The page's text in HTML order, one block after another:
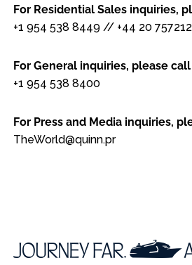
For Residential Sales inquiries,
+1 954 538 8449 // +44 20
For General inquiries, please call
+1 954 538 8400
For Press and Media inquiries,
TheWorld@quinn.pr